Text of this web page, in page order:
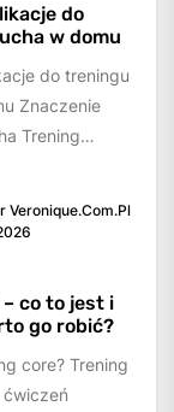
do
w domu
do treningu
Znaczenie
Trening
i...
Veronique.com.pl
co to jest i
go robić?
core? Trening